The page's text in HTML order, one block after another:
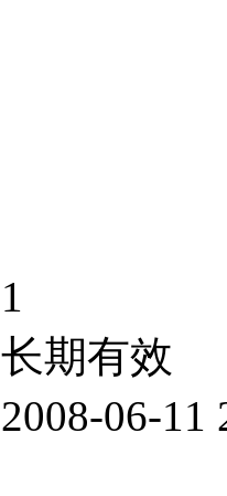
1
长期有效
2008-06-11